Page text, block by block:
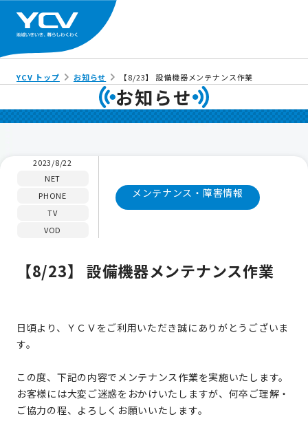
YCV トップ お知らせ 【8/23】 設備機器メンテナンス作業
お知らせ
2023/8/22
NET
PHONE
TV
VOD
メンテナンス・障害情報
【8/23】 設備機器メンテナンス作業
日頃より、ＹＣＶをご利用いただき誠にありがとうございま
す。
この度、下記の内容でメンテナンス作業を実施いたします。
お客様には大変ご迷惑をおかけいたしますが、何卒ご理解・
ご協力の程、よろしくお願いいたします。